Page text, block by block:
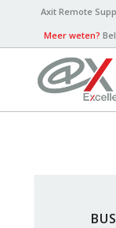
Axit Remote
Meer weten?